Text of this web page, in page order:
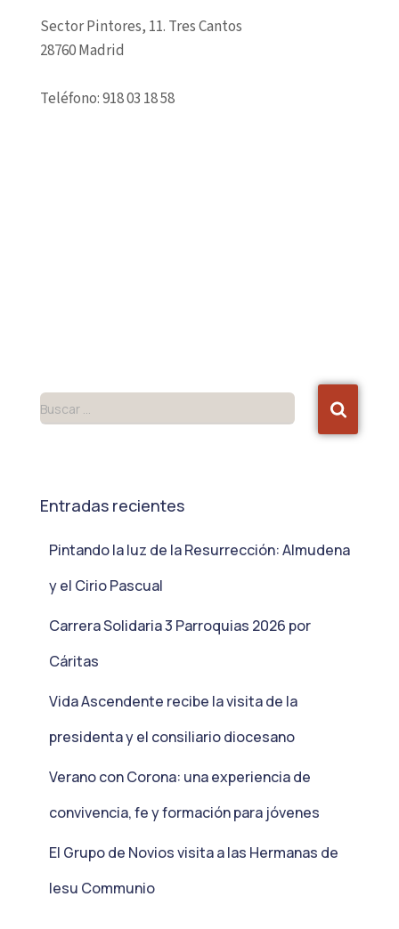
Sector Pintores, 11. Tres Cantos
28760 Madrid
Teléfono: 918 03 18 58
Buscar …
Entradas recientes
Pintando la luz de la Resurrección: Almudena
y el Cirio Pascual
Carrera Solidaria 3 Parroquias 2026 por
Cáritas
Vida Ascendente recibe la visita de la
presidenta y el consiliario diocesano
Verano con Corona: una experiencia de
convivencia, fe y formación para jóvenes
El Grupo de Novios visita a las Hermanas de
Iesu Communio